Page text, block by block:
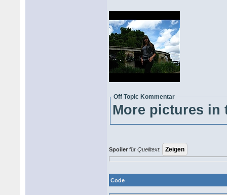
Off Topic Kommentar
More pictures in
Spoiler fürQuelltext:
Code